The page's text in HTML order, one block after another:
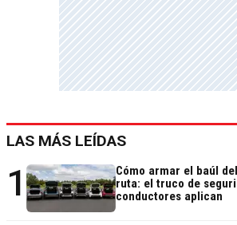
LAS MÁS LEÍDAS
1
Cómo armar el baúl
ruta: el truco de
conductores aplican